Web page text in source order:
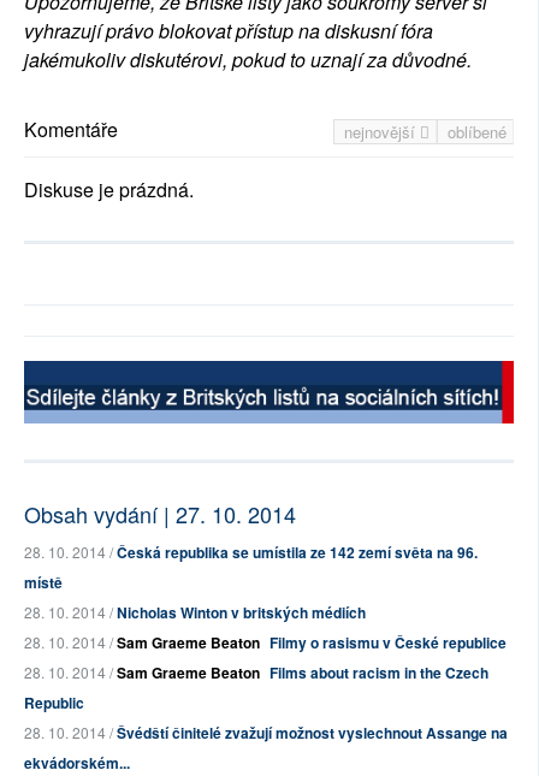
vyhrazují právo blokovat přístup na diskusní fóra
jakémukoliv diskutérovi, pokud to uznají za důvodné.
nejnovější oblíbené
Komentáře
Diskuse je prázdná.
Obsah vydání | 27. 10. 2014
28. 10. 2014 /Česká republika se umístila ze 142 zemí světa na 96.
místě
28. 10. 2014 /Nicholas Winton v britských médiích
28. 10. 2014 /Sam Graeme Beaton Filmy o rasismu v České republice
28. 10. 2014 /Sam Graeme Beaton Films about racism in the Czech
Republic
28. 10. 2014 /Švédští činitelé zvažují možnost vyslechnout Assange na
ekvádorském...